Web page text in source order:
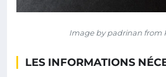
Image by padrinan from
LES INFORMATIONS